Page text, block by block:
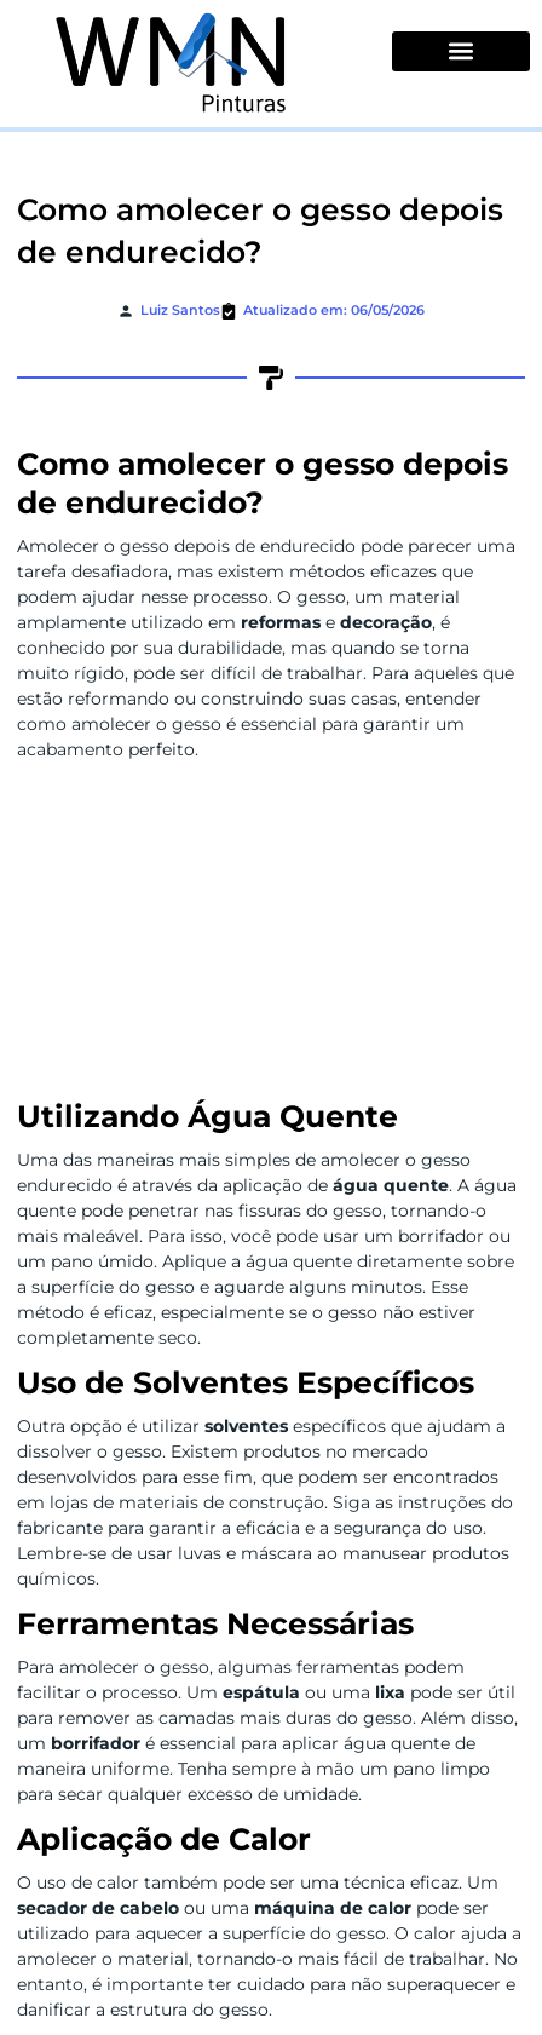
conteúdo
Como amolecer o gesso depois
de endurecido?
Luiz Santos Atualizado em: 06/05/2026
Como amolecer o gesso depois
de endurecido?
Amolecer o gesso depois de endurecido pode parecer uma
tarefa desafiadora, mas existem métodos eficazes que
podem ajudar nesse processo. O gesso, um material
amplamente utilizado em reformase decoração, é
conhecido por sua durabilidade, mas quando se torna
muito rígido, pode ser difícil de trabalhar. Para aqueles que
estão reformando ou construindo suas casas, entender
como amolecer o gesso é essencial para garantir um
acabamento perfeito.
Utilizando Água Quente
Uma das maneiras mais simples de amolecer o gesso
endurecido é através da aplicação de água quente. A água
quente pode penetrar nas fissuras do gesso, tornando-o
mais maleável. Para isso, você pode usar um borrifador ou
um pano úmido. Aplique a água quente diretamente sobre
a superfície do gesso e aguarde alguns minutos. Esse
método é eficaz, especialmente se o gesso não estiver
completamente seco.
Uso de Solventes Específicos
Outra opção é utilizar solventesespecíficos que ajudam a
dissolver o gesso. Existem produtos no mercado
desenvolvidos para esse fim, que podem ser encontrados
em lojas de materiais de construção. Siga as instruções do
fabricante para garantir a eficácia e a segurança do uso.
Lembre-se de usar luvas e máscara ao manusear produtos
químicos.
Ferramentas Necessárias
Para amolecer o gesso, algumas ferramentas podem
facilitar o processo. Um espátula ou uma lixa pode ser útil
para remover as camadas mais duras do gesso. Além disso,
um borrifadoré essencial para aplicar água quente de
maneira uniforme. Tenha sempre à mão um pano limpo
para secar qualquer excesso de umidade.
Aplicação de Calor
O uso de calor também pode ser uma técnica eficaz. Um
secador de cabeloou uma máquina de calorpode ser
utilizado para aquecer a superfície do gesso. O calor ajuda a
amolecer o material, tornando-o mais fácil de trabalhar. No
entanto, é importante ter cuidado para não superaquecer e
danificar a estrutura do gesso.